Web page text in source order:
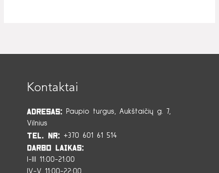
Kontaktai
Adresas: Paupio turgus, Aukštaičių g. 7,
Vilnius
Tel. Nr: +370 601 61 514
Darbo laikas:
I-III 11:00-21:00
IV-V 11:00-22:00